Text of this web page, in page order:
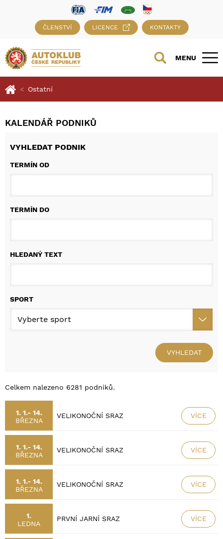
ČLENSTVÍ LICENCE KONTAKTY
MENU
Ostatní
KALENDÁŘ PODNIKŮ
VYHLEDAT PODNIK
TERMÍN OD
TERMÍN DO
HLEDANÝ TEXT
SPORT
VYHLEDAT
Celkem nalezeno 6281 podniků.
1. 1.- 14.
BŘEZNA
VELIKONOČNÍ SRAZ VÍCE
1. 1.- 14.
BŘEZNA
VELIKONOČNÍ SRAZ VÍCE
1. 1.- 14.
BŘEZNA
VELIKONOČNÍ SRAZ VÍCE
1.
LEDNA
PRVNÍ JARNÍ SRAZ VÍCE